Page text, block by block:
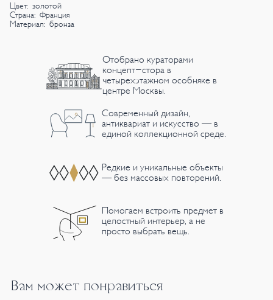
Цвет: золотой
Страна: Франция
Материал: бронза
Отобрано кураторами
концепт-стора в
четырехэтажном особняке в
центре Москвы.
Современный дизайн,
антиквариат и искусство — в
единой коллекционной среде.
Редкие и уникальные объекты
— без массовых повторений.
Помогаем встроить предмет в
целостный интерьер, а не
просто выбрать вещь.
Вам может понравиться